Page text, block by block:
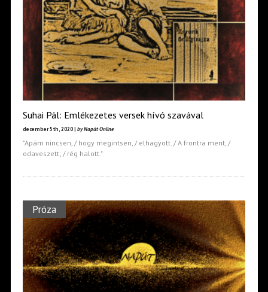
Suhai Pál: Emlékezetes versek hívó szavával
december 5th, 2020 | by Napút Online
"Apám nincsen, / hogy megintsen, / elhagyott. / A frontra ment, /
odaveszett; / rég halott."
Próza